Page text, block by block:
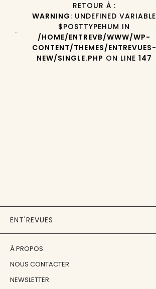
RETOUR À :
WARNING: UNDEFINED VARIABLE
$POSTTYPEHUM IN
/HOME/ENTREVB/WWW/WP-
CONTENT/THEMES/ENTREVUES-
NEW/SINGLE.PHP ON LINE 147
ENT'REVUES
À PROPOS
NOUS CONTACTER
NEWSLETTER